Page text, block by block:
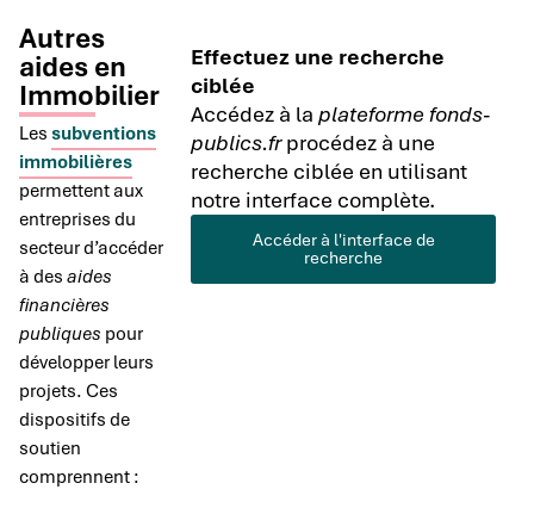
Autres
aides en
Immobilier
Les subventions
immobilières
permettent aux
entreprises du
secteur d’accéder
à des aides
financières
publiques pour
développer leurs
projets. Ces
dispositifs de
soutien
comprennent :
Effectuez une recherche
ciblée
Accédez à laplateforme fonds-
publics.frprocédez à une
recherche ciblée en utilisant
notre interface complète.
Accéder à l'interface de
recherche